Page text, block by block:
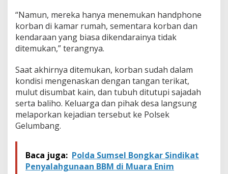
“Namun, mereka hanya menemukan handphone
korban di kamar rumah, sementara korban dan
kendaraan yang biasa dikendarainya tidak
ditemukan,” terangnya.
Saat akhirnya ditemukan, korban sudah dalam
kondisi mengenaskan dengan tangan terikat,
mulut disumbat kain, dan tubuh ditutupi sajadah
serta baliho. Keluarga dan pihak desa langsung
melaporkan kejadian tersebut ke Polsek
Gelumbang.
Baca juga: Polda Sumsel Bongkar Sindikat
Penyalahgunaan BBM di Muara Enim